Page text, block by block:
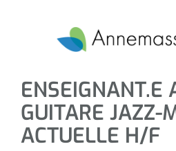
ENSEIGNANT.E
GUITARE JAZZ-
ACTUELLE H/F